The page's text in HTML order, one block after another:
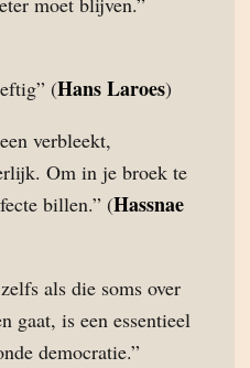
(Hans Laroes)
verbleekt,
Om in je broek te
billen.” (Hassnae
als die soms over
gaat, is een essentieel
democratie.”